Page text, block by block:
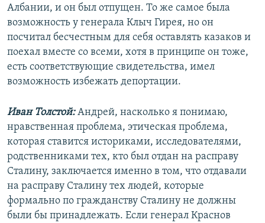
Албании, и он был отпущен. То же самое была
возможность у генерала Клыч Гирея, но он
посчитал бесчестным для себя оставлять казаков и
поехал вместе со всеми, хотя в принципе он тоже,
есть соответствующие свидетельства, имел
возможность избежать депортации.
Иван Толстой:Андрей, насколько я понимаю,
нравственная проблема, этическая проблема,
которая ставится историками, исследователями,
родственниками тех, кто был отдан на расправу
Сталину, заключается именно в том, что отдавали
на расправу Сталину тех людей, которые
формально по гражданству Сталину не должны
были бы принадлежать. Если генерал Краснов